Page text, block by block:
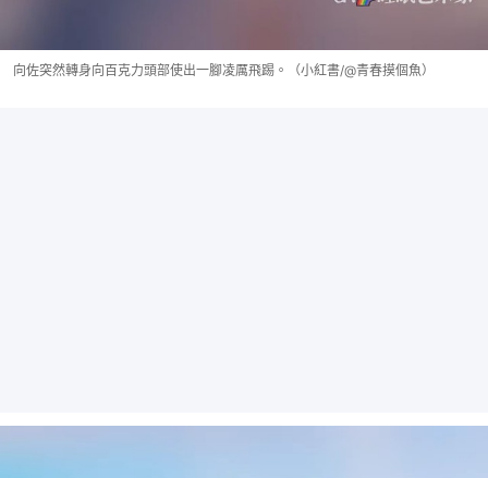
向佐突然轉身向百克力頭部使出一腳凌厲飛踢。（小紅書/@青春摸個魚）